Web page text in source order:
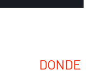
DONDE